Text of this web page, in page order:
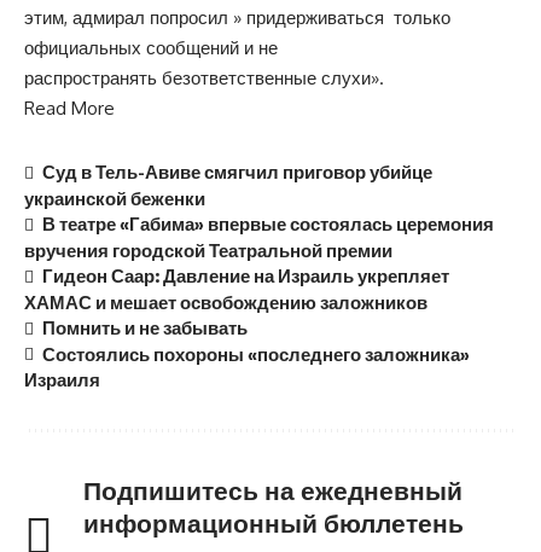
этим, адмирал попросил » придерживаться только
официальных сообщений и не
распространять безответственные слухи».
Read More
Суд в Тель-Авиве смягчил приговор убийце
украинской беженки
В театре «Габима» впервые состоялась церемония
вручения городской Театральной премии
Гидеон Саар: Давление на Израиль укрепляет
ХАМАС и мешает освобождению заложников
Помнить и не забывать
Состоялись похороны «последнего заложника»
Израиля
Подпишитесь на ежедневный
информационный бюллетень